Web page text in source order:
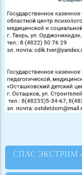
СПАС ЭКСТРИМ